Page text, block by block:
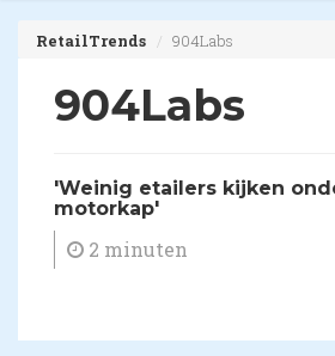
RetailTrends 904Labs
904Labs
'Weinig etailers kijken
motorkap'
2 minuten